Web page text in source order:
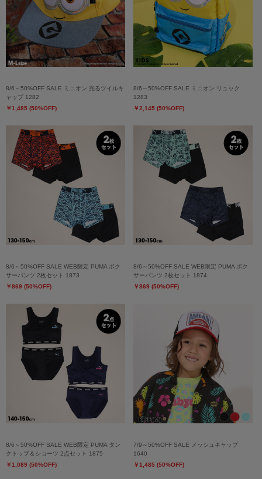
8/6～50%OFF SALE ミニオン 光るツイルキ
ャップ 1282
￥1,485 (50%OFF)
8/6～50%OFF SALE ミニオン リュック
1283
￥2,145 (50%OFF)
8/6～50%OFF SALE WEB限定 PUMA ボク
サーパンツ 2枚セット 1873
￥869 (50%OFF)
8/6～50%OFF SALE WEB限定 PUMA ボク
サーパンツ 2枚セット 1874
￥869 (50%OFF)
8/6～50%OFF SALE WEB限定 PUMA タン
クトップ＆ショーツ 2点セット 1875
￥1,089 (50%OFF)
7/9～50%OFF SALE メッシュキャップ
1640
￥1,485 (50%OFF)